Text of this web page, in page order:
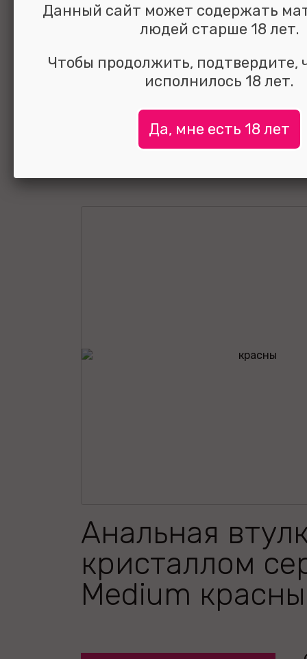
кристаллом
изумруд 9 см
УЗНАТЬ ЦЕНУ
Анальная
кристаллом
Medium
Данный сайт может содержать
людей старше 18 лет.
Чтобы продолжить, подтвердите,
исполнилось 18 лет.
Да, мне есть 18 лет